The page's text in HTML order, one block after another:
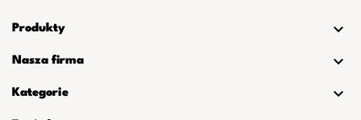
Produkty 
Nasza firma 
Kategorie 